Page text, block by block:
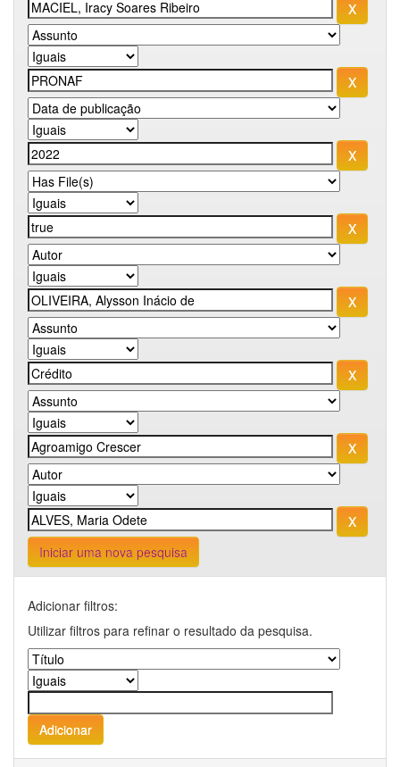
Iniciar uma nova pesquisa
Adicionar filtros:
Utilizar filtros para refinar o resultado da pesquisa.